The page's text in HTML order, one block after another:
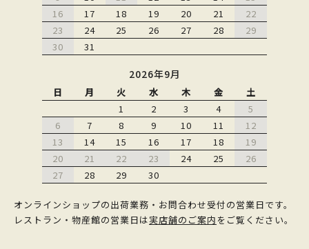
16
17 18 19 20 21
22
23
24 25 26 27 28
29
30
31
2026年9月
日 月 火 水 木 金
土
1
2 3 4
5
6
7 8 9 10 11
12
13
14 15 16 17 18
19
20
21 22 23 24 25
26
27
28 29 30
オンラインショップの出荷業務・お問合わせ受付の営業日です。
レストラン・物産館の営業日は実店舗のご案内 をご覧ください。